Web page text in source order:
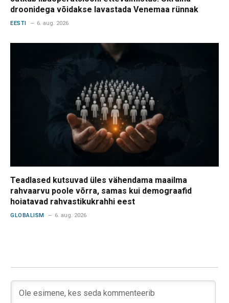
droonidega võidakse lavastada Venemaa rünnak
EESTI 6. aug. 2026
Teadlased kutsuvad üles vähendama maailma
rahvaarvu poole võrra, samas kui demograafid
hoiatavad rahvastikukrahhi eest
GLOBALISM 6. aug. 2026